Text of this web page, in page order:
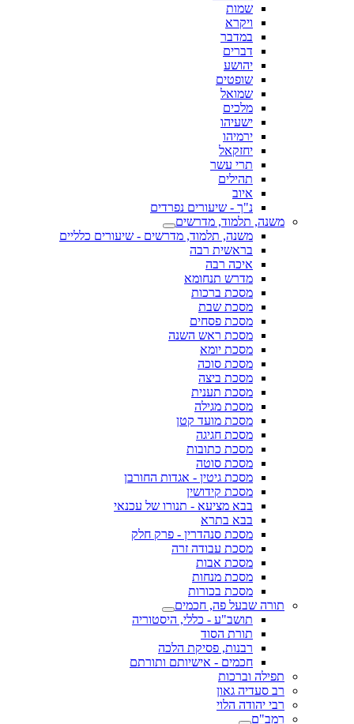
שמות
ויקרא
במדבר
דברים
יהושע
שופטים
שמואל
מלכים
ישעיהו
ירמיהו
יחזקאל
תרי עשר
תהילים
איוב
נ"ך - שיעורים נפרדים
משנה, תלמוד, מדרשים
משנה, תלמוד, מדרשים - שיעורים כלליים
בראשית רבה
איכה רבה
מדרש תנחומא
מסכת ברכות
מסכת שבת
מסכת פסחים
מסכת ראש השנה
מסכת יומא
מסכת סוכה
מסכת ביצה
מסכת תענית
מסכת מגילה
מסכת מועד קטן
מסכת חגיגה
מסכת כתובות
מסכת סוטה
מסכת גיטין - אגדות החורבן
מסכת קידושין
בבא מציעא - תנורו של עכנאי
בבא בתרא
מסכת סנהדרין - פרק חלק
מסכת עבודה זרה
מסכת אבות
מסכת מנחות
מסכת בכורות
תורה שבעל פה, חכמים
תושב"ע - כללי, היסטוריה
תורת הסוד
רבנות, פסיקת הלכה
חכמים - אישיותם ותורתם
תפילה וברכות
רב סעדיה גאון
רבי יהודה הלוי
רמב"ם